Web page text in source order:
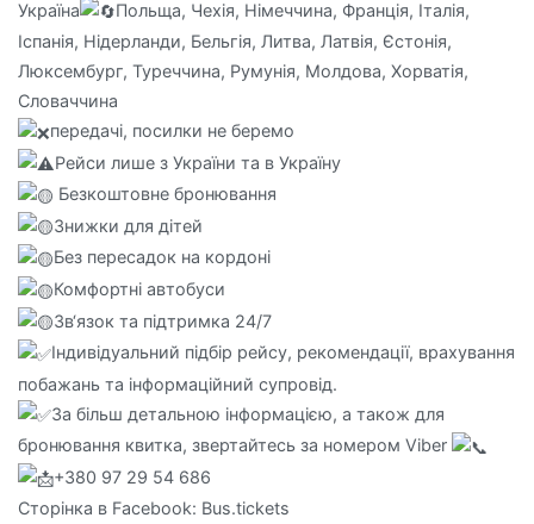
Україна
Польща, Чехія, Німеччина, Франція, Італія,
Іспанія, Нідерланди, Бельгія, Литва, Латвія, Єстонія,
Люксембург, Туреччина, Румунія, Молдова, Хорватія,
Словаччина
передачі, посилки не беремо
Рейси лише з України та в Україну
Безкоштовне бронювання
Знижки для дітей
Без пересадок на кордоні
Комфортні автобуси
Зв‘язок та підтримка 24/7
Індивідуальний підбір рейсу, рекомендації, врахування
побажань та інформаційний супровід.
За більш детальною інформацією, а також для
бронювання квитка, звертайтесь за номером Viber
+380 97 29 54 686
Сторінка в Facebook: Bus.tickets